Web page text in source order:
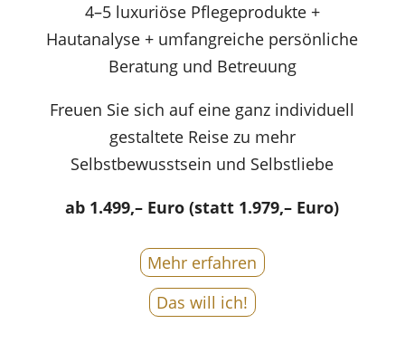
4–5 luxuriöse Pflegeprodukte +
Hautanalyse + umfangreiche persönliche
Beratung und Betreuung
Freuen Sie sich auf eine ganz individuell
gestaltete Reise zu mehr
Selbstbewusstsein und Selbstliebe
ab 1.499,– Euro (statt 1.979,– Euro)
Mehr erfahren
Das will ich!